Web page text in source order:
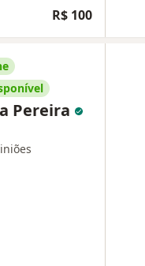
R$ 100
Pereira